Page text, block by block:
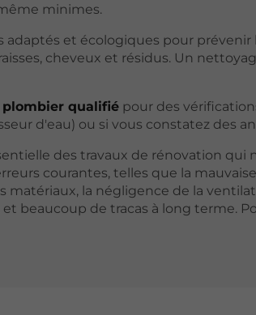
minimes.
adaptés et écologiques pour prévenir
cheveux et résidus. Un
plombier qualifié pour des
d'eau) ou si vous constatez des
des travaux de rénovation qui
courantes, telles que la
matériaux, la négligence de la
beaucoup de tracas à long terme.